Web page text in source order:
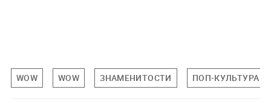
WOW WOW ЗНАМЕНИТОСТИ ПОП-КУЛЬТУРА